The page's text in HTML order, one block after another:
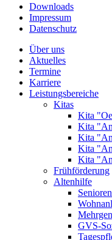
Downloads
Impressum
Datenschutz
Über uns
Aktuelles
Termine
Karriere
Leistungsbereiche
Kitas
Kita
Kita
Kita
Kita
Kita
Frühförderung
Altenhilfe
GVS-